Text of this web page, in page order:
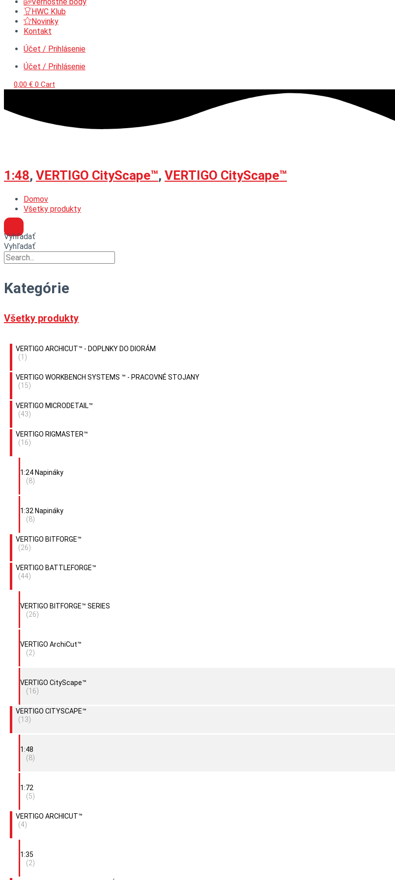
HWC Klub
Novinky
Kontakt
Účet / Prihlásenie
Účet / Prihlásenie
0,00 € 0 Cart
1:48, VERTIGO CityScape™, VERTIGO CityScape™
Domov
Všetky produkty
Vyhľadať
Vyhľadať
Kategórie
Všetky produkty
VERTIGO ARCHICUT™ - DOPLNKY DO DIORÁM
(1)
VERTIGO WORKBENCH SYSTEMS ™ - PRACOVNÉ STOJANY
(15)
VERTIGO MICRODETAIL™
(43)
VERTIGO RIGMASTER™
(16)
1:24 Napináky
(8)
1:32 Napináky
(8)
VERTIGO BITFORGE™
(26)
VERTIGO BATTLEFORGE™
(44)
VERTIGO BITFORGE™ SERIES
(26)
VERTIGO ArchiCut™
(2)
VERTIGO CityScape™
(16)
VERTIGO CITYSCAPE™
(13)
1:48
(8)
1:72
(5)
VERTIGO ARCHICUT™
(4)
1:35
(2)